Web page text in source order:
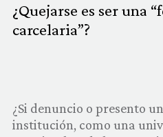
MULTIMEDIA
PRODUCTOS
¿Quejarse es ser una
carcelaria”?
¿Si denuncio o presento
institución, como una